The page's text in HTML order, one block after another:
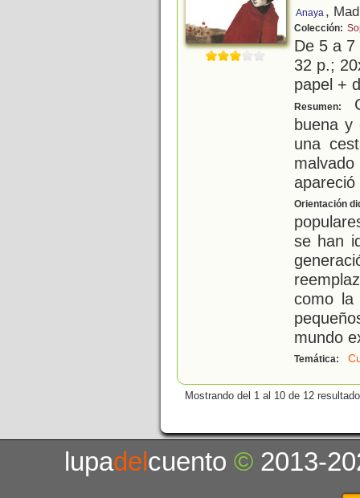
Anaya ,
Colección:
De 5 a
32 p.;
papel +
Resumen:
buena y
una
Orientación
se han
como la
mundo
Temática:
Mostrando del 1 al 10 de 12
lupadelcuento© 2013-